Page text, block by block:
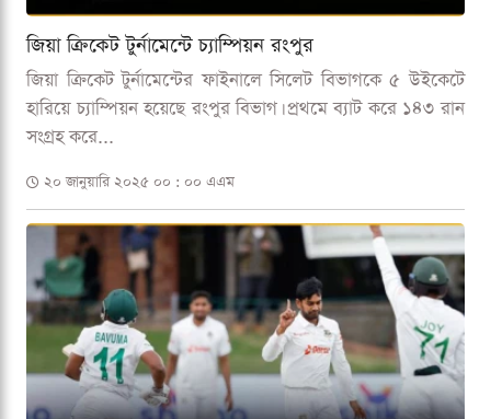
জিয়া ক্রিকেট টুর্নামেন্টে চ্যাম্পিয়ন রংপুর
জিয়া ক্রিকেট টুর্নামেন্টের ফাইনালে সিলেট বিভাগকে ৫ উইকেটে
হারিয়ে চ্যাম্পিয়ন হয়েছে রংপুর বিভাগ। প্রথমে ব্যাট করে ১৪৩ রান
সংগ্রহ করে...
২০ জানুয়ারি ২০২৫ ০০ : ০০ এএম